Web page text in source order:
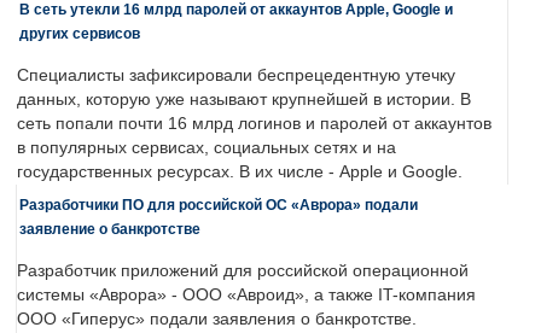
В сеть утекли 16 млрд паролей от аккаунтов Apple, Google и
других сервисов
Специалисты зафиксировали беспрецедентную утечку
данных, которую уже называют крупнейшей в истории. В
сеть попали почти 16 млрд логинов и паролей от аккаунтов
в популярных сервисах, социальных сетях и на
государственных ресурсах. В их числе - Apple и Google.
Разработчики ПО для российской ОС «Аврора» подали
заявление о банкротстве
Разработчик приложений для российской операционной
системы «Аврора» - ООО «Авроид», а также IT-компания
ООО «Гиперус» подали заявления о банкротстве.